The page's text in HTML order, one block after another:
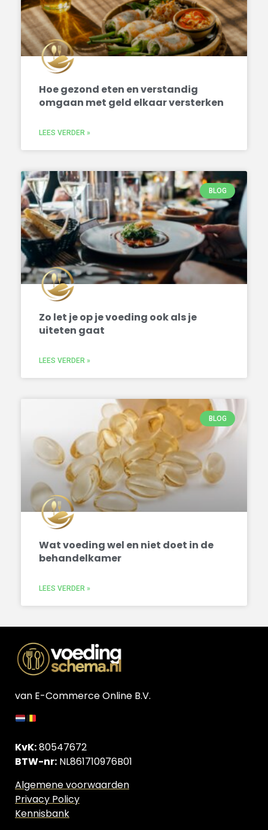
Hoe gezond eten en verstandig
omgaan met geld elkaar versterken
LEES VERDER »
BLOG
Zo let je op je voeding ook als je
uiteten gaat
LEES VERDER »
BLOG
Wat voeding wel en niet doet in de
behandelkamer
LEES VERDER »
van E-Commerce Online B.V.
KvK:80547672
BTW-nr: NL861710976B01
Algemene voorwaarden
Privacy Policy
Kennisbank